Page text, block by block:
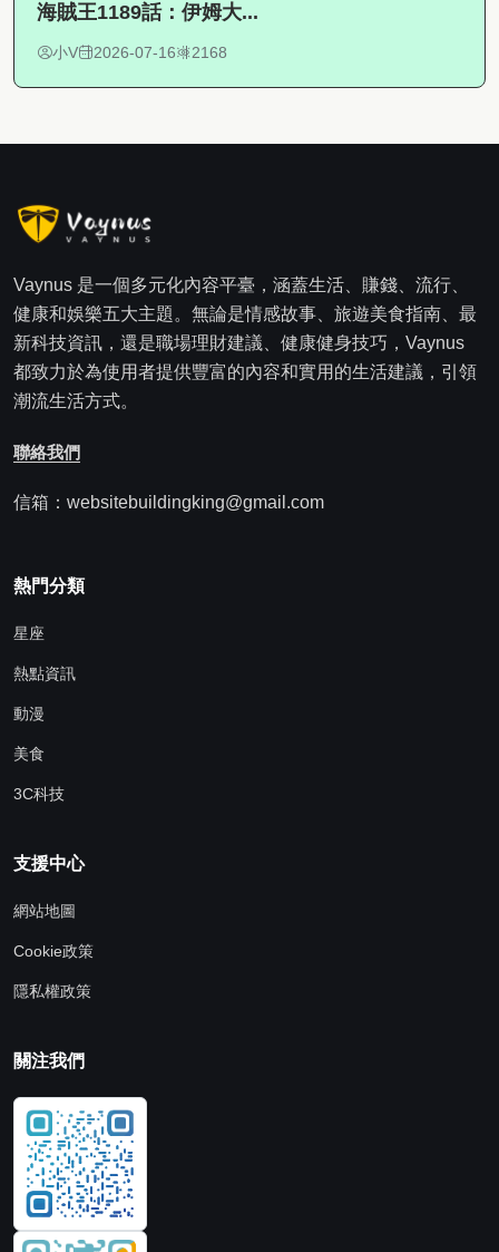
海賊王1189話：伊姆大...
小V 2026-07-16 2168
Vaynus 是一個多元化內容平臺，涵蓋生活、賺錢、流行、
健康和娛樂五大主題。無論是情感故事、旅遊美食指南、最
新科技資訊，還是職場理財建議、健康健身技巧，Vaynus
都致力於為使用者提供豐富的內容和實用的生活建議，引領
潮流生活方式。
聯絡我們
信箱：websitebuildingking@gmail.com
熱門分類
星座
熱點資訊
動漫
美食
3C科技
支援中心
網站地圖
Cookie政策
隱私權政策
關注我們